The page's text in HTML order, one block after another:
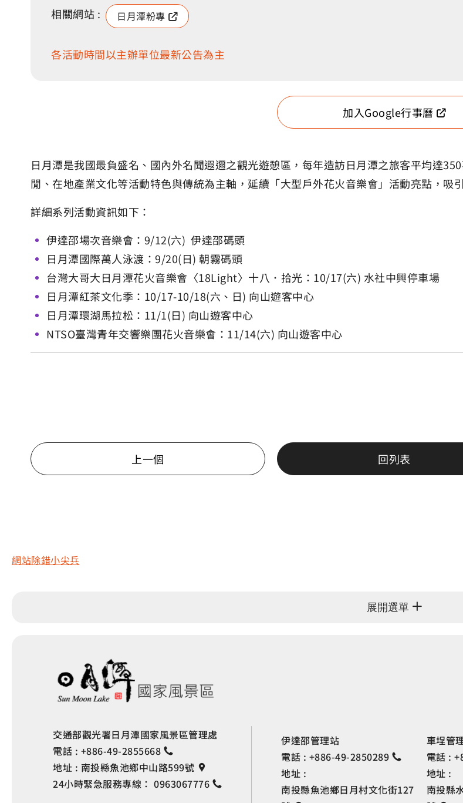
相關網站 : 日月潭粉專
各活動時間以主辦單位最新公告為主
加入Google行事曆
日月潭是我國最負盛名、國內外名聞遐邇之觀光遊憩區，每年造訪日月潭之旅客平均達
閒、在地產業文化等活動特色與傳統為主軸，延續「大型戶外花火音樂會」活動亮點，吸
詳細系列活動資訊如下：
伊達邵場次音樂會：9/12(六) 伊達邵碼頭
日月潭國際萬人泳渡：9/20(日) 朝霧碼頭
台灣大哥大日月潭花火音樂會〈18Light〉十八．拾光：10/17(六) 水社中興停車場
日月潭紅茶文化季：10/17-10/18(六、日) 向山遊客中心
日月潭環湖馬拉松：11/1(日) 向山遊客中心
NTSO臺灣青年交響樂團花火音樂會：11/14(六) 向山遊客中心
上一個 回列表
網站除錯小尖兵
展開選單
交通部觀光署日月潭國家風景區管理處
電話 : +886-49-2855668
地址 : 南投縣魚池鄉中山路599號
24小時緊急服務專線： 0963067776
伊達邵管理站
電話 : +886-49-2850289
地址 :
南投縣魚池鄉日月村文化街127
車埕管
電話 :
地址 :
南投縣